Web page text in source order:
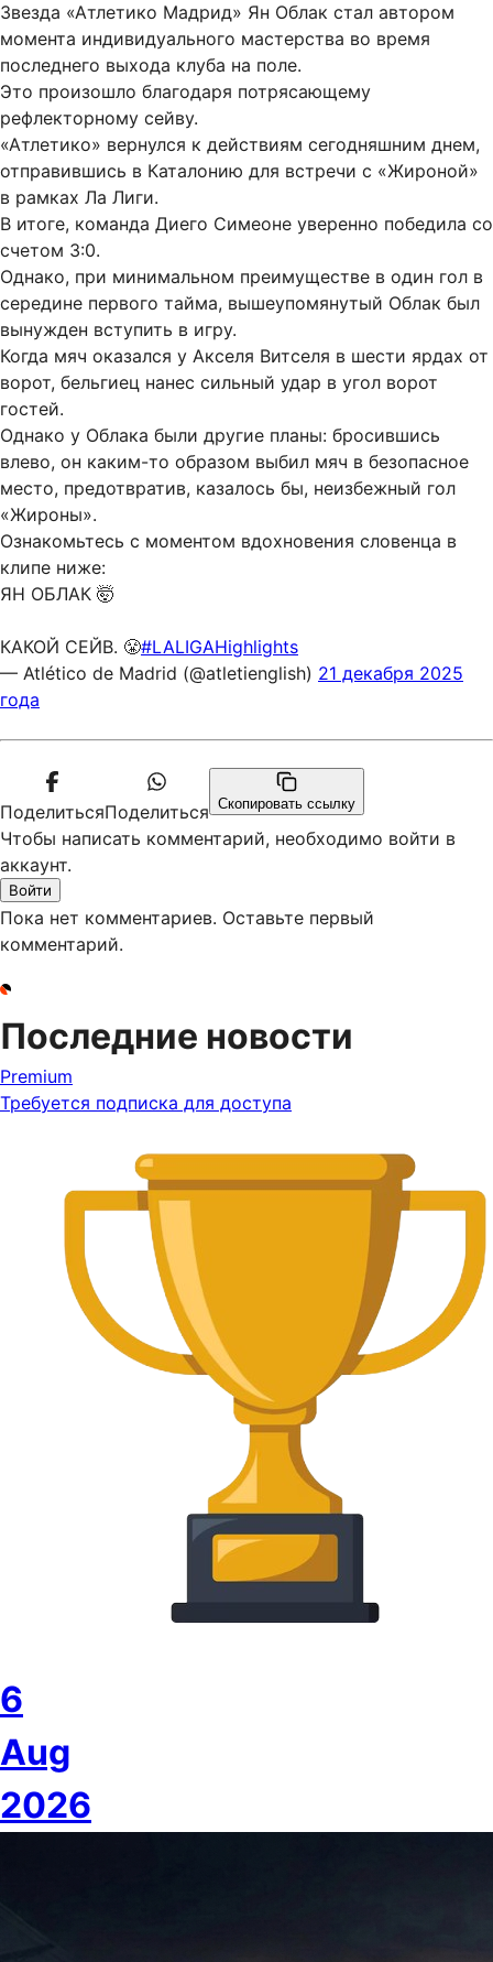
Звезда «Атлетико Мадрид» Ян Облак стал автором
момента индивидуального мастерства во время
последнего выхода клуба на поле.
Это произошло благодаря потрясающему
рефлекторному сейву.
«Атлетико» вернулся к действиям сегодняшним днем,
отправившись в Каталонию для встречи с «Жироной»
в рамках Ла Лиги.
В итоге, команда Диего Симеоне уверенно победила со
счетом 3:0.
Однако, при минимальном преимуществе в один гол в
середине первого тайма, вышеупомянутый Облак был
вынужден вступить в игру.
Когда мяч оказался у Акселя Витселя в шести ярдах от
ворот, бельгиец нанес сильный удар в угол ворот
гостей.
Однако у Облака были другие планы: бросившись
влево, он каким-то образом выбил мяч в безопасное
место, предотвратив, казалось бы, неизбежный гол
«Жироны».
Ознакомьтесь с моментом вдохновения словенца в
клипе ниже:
ЯН ОБЛАК 🤯
КАКОЙ СЕЙВ. 😤#LALIGAHighlights
— Atlético de Madrid (@atletienglish) 21 декабря 2025
года
ПоделитьсяПоделиться Скопировать ссылку
Чтобы написать комментарий, необходимо войти в
аккаунт.
Войти
Пока нет комментариев. Оставьте первый
комментарий.
Последние новости
Premium
Требуется подписка для доступа
6
Aug
2026